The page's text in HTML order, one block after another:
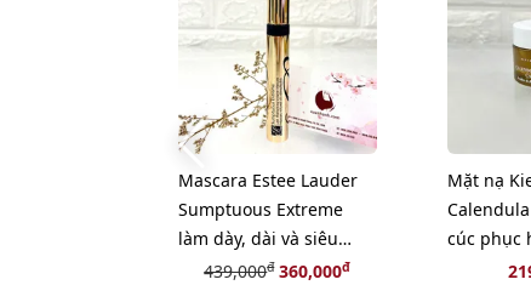
Mascara Estee Lauder
Sumptuous Extreme
làm dày, dài và siêu
cong, fullsize
439,000đ360,000đ
Mặt nạ
cúc phục
giãn và